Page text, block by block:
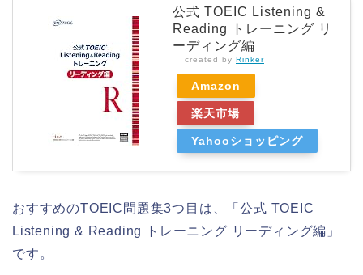
公式 TOEIC Listening &
Reading トレーニング リ
ーディング編
created by Rinker
Amazon
楽天市場
Yahooショッピング
おすすめのTOEIC問題集3つ目は、「公式 TOEIC
Listening & Reading トレーニング リーディング編」
です。